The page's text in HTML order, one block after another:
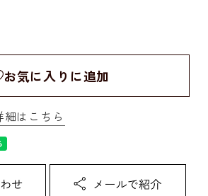
お気に入りに追加
はこちら